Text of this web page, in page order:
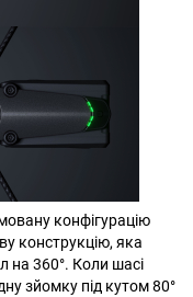
конфігурацію
конструкцію, яка
на 360°. Коли шасі
зйомку під кутом 80°